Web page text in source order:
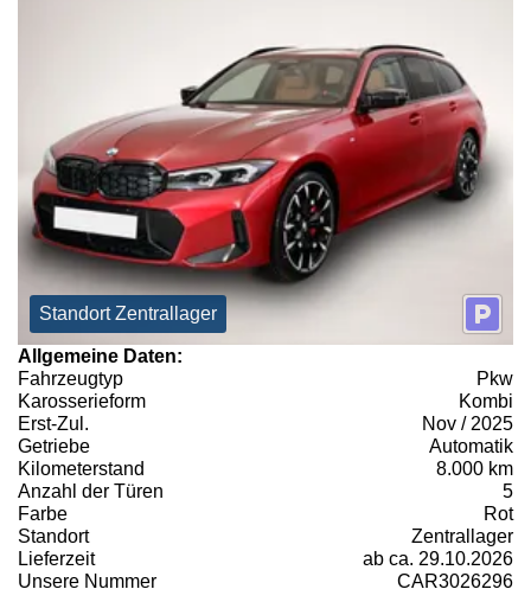
Standort Zentrallager
Allgemeine Daten:
Fahrzeugtyp
Pkw
Karosserieform
Kombi
Erst-Zul.
Nov / 2025
Getriebe
Automatik
Kilometerstand
8.000 km
Anzahl der Türen
5
Farbe
Rot
Standort
Zentrallager
Lieferzeit
ab ca. 29.10.2026
Unsere Nummer
CAR3026296